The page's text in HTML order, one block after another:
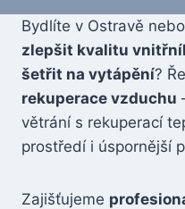
Bydlíte v Ostravě
zlepšit kvalitu
šetřit na vytápění?
rekuperace vzduchu
větrání s rekuperací
prostředí i úspornější
Zajišťujeme